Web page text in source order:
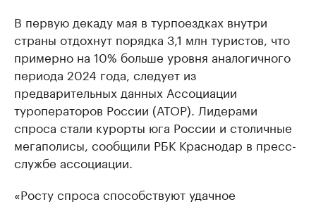
В первую декаду мая в турпоездках внутри
страны отдохнут порядка 3,1 млн туристов, что
примерно на 10% больше уровня аналогичного
периода 2024 года, следует из
предварительных данных Ассоциации
туроператоров России (АТОР). Лидерами
спроса стали курорты юга России и столичные
мегаполисы, сообщили РБК Краснодар в пресс-
службе ассоциации.
«Росту спроса способствуют удачное